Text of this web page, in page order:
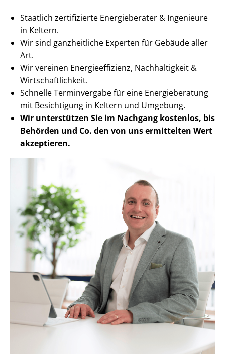
Staatlich zertifizierte Energieberater & Ingenieure
in Keltern.
Wir sind ganzheitliche Experten für Gebäude aller
Art.
Wir vereinen En­er­gie­ef­fi­zi­enz, Nachhaltigkeit &
Wirt­schaft­lich­keit.
Schnelle Terminvergabe für eine Energieberatung
mit Besichtigung in Keltern und Umgebung.
Wir unterstützen Sie im Nachgang kostenlos, bis
Behörden und Co. den von uns ermittelten Wert
akzeptieren.